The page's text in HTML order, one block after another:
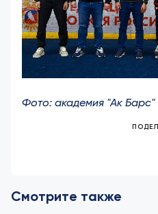
Фото: академия "Ак Барс"
Смотрите также